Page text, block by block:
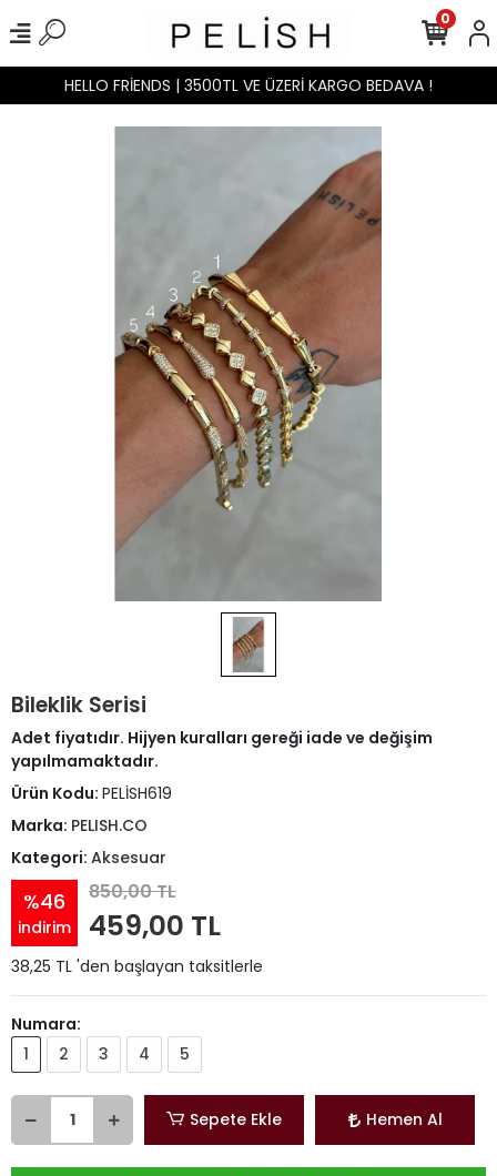
HELLO FRİENDS | 3500TL VE ÜZERİ KARGO BEDAVA !
0
Bileklik Serisi
Adet fiyatıdır. Hijyen kuralları gereği iade ve değişim
yapılmamaktadır.
Ürün Kodu: PELİSH619
Marka: PELISH.CO
Kategori: Aksesuar
%46
indirim
850,00 TL
459,00 TL
38,25 TL 'den başlayan taksitlerle
Numara:
1
2 3 4 5
Sepete Ekle Hemen Al